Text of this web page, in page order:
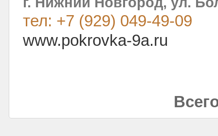
тел: +7 (929) 049-49-09
www.pokrovka-9a.ru